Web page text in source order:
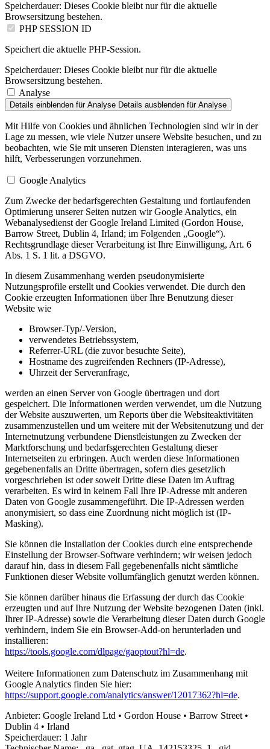
Speicherdauer: Dieses Cookie bleibt nur für die aktuelle
Browsersitzung bestehen.
PHP SESSION ID
Speichert die aktuelle PHP-Session.
Speicherdauer: Dieses Cookie bleibt nur für die aktuelle
Browsersitzung bestehen.
Analyse
Details einblenden für Analyse Details ausblenden für Analyse
Mit Hilfe von Cookies und ähnlichen Technologien sind wir in der
Lage zu messen, wie viele Nutzer unsere Website besuchen, und zu
beobachten, wie Sie mit unseren Diensten interagieren, was uns
hilft, Verbesserungen vorzunehmen.
Google Analytics
Zum Zwecke der bedarfsgerechten Gestaltung und fortlaufenden
Optimierung unserer Seiten nutzen wir Google Analytics, ein
Webanalysedienst der Google Ireland Limited (Gordon House,
Barrow Street, Dublin 4, Irland; im Folgenden „Google“).
Rechtsgrundlage dieser Verarbeitung ist Ihre Einwilligung, Art. 6
Abs. 1 S. 1 lit. a DSGVO.
In diesem Zusammenhang werden pseudonymisierte
Nutzungsprofile erstellt und Cookies verwendet. Die durch den
Cookie erzeugten Informationen über Ihre Benutzung dieser
Website wie
Browser-Typ/-Version,
verwendetes Betriebssystem,
Referrer-URL (die zuvor besuchte Seite),
Hostname des zugreifenden Rechners (IP-Adresse),
Uhrzeit der Serveranfrage,
werden an einen Server von Google übertragen und dort
gespeichert. Die Informationen werden verwendet, um die Nutzung
der Website auszuwerten, um Reports über die Websiteaktivitäten
zusammenzustellen und um weitere mit der Websitenutzung und der
Internetnutzung verbundene Dienstleistungen zu Zwecken der
Marktforschung und bedarfsgerechten Gestaltung dieser
Internetseiten zu erbringen. Auch werden diese Informationen
gegebenenfalls an Dritte übertragen, sofern dies gesetzlich
vorgeschrieben ist oder soweit Dritte diese Daten im Auftrag
verarbeiten. Es wird in keinem Fall Ihre IP-Adresse mit anderen
Daten von Google zusammengeführt. Die IP-Adressen werden
anonymisiert, so dass eine Zuordnung nicht möglich ist (IP-
Masking).
Sie können die Installation der Cookies durch eine entsprechende
Einstellung der Browser-Software verhindern; wir weisen jedoch
darauf hin, dass in diesem Fall gegebenenfalls nicht sämtliche
Funktionen dieser Website vollumfänglich genutzt werden können.
Sie können darüber hinaus die Erfassung der durch das Cookie
erzeugten und auf Ihre Nutzung der Website bezogenen Daten (inkl.
Ihrer IP-Adresse) sowie die Verarbeitung dieser Daten durch Google
verhindern, indem Sie ein Browser-Add-on herunterladen und
installieren:
https://tools.google.com/dlpage/gaoptout?hl=de.
Weitere Informationen zum Datenschutz im Zusammenhang mit
Google Analytics finden Sie hier:
https://support.google.com/analytics/answer/12017362?hl=de.
Anbieter: Google Ireland Ltd • Gordon House • Barrow Street •
Dublin 4 • Irland
Speicherdauer: 1 Jahr